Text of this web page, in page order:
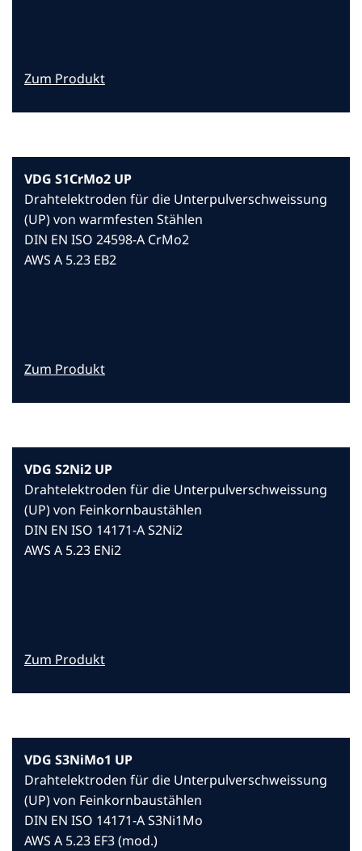
Zum Produkt
VDG S1CrMo2 UP
Drahtelektroden für die Unterpulverschweissung
(UP) von warmfesten Stählen
DIN EN ISO 24598-A CrMo2
AWS A 5.23 EB2
Zum Produkt
VDG S2Ni2 UP
Drahtelektroden für die Unterpulverschweissung
(UP) von Feinkornbaustählen
DIN EN ISO 14171-A S2Ni2
AWS A 5.23 ENi2
Zum Produkt
VDG S3NiMo1 UP
Drahtelektroden für die Unterpulverschweissung
(UP) von Feinkornbaustählen
DIN EN ISO 14171-A S3Ni1Mo
AWS A 5.23 EF3 (mod.)